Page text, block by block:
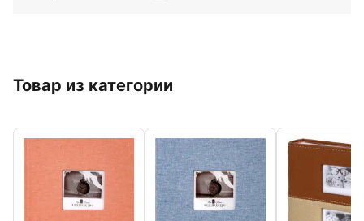
Товар из категории